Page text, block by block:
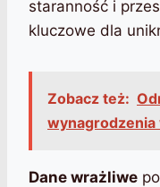
staranność i
kluczowe dla
Zobacz też:
Dane wrażliwe